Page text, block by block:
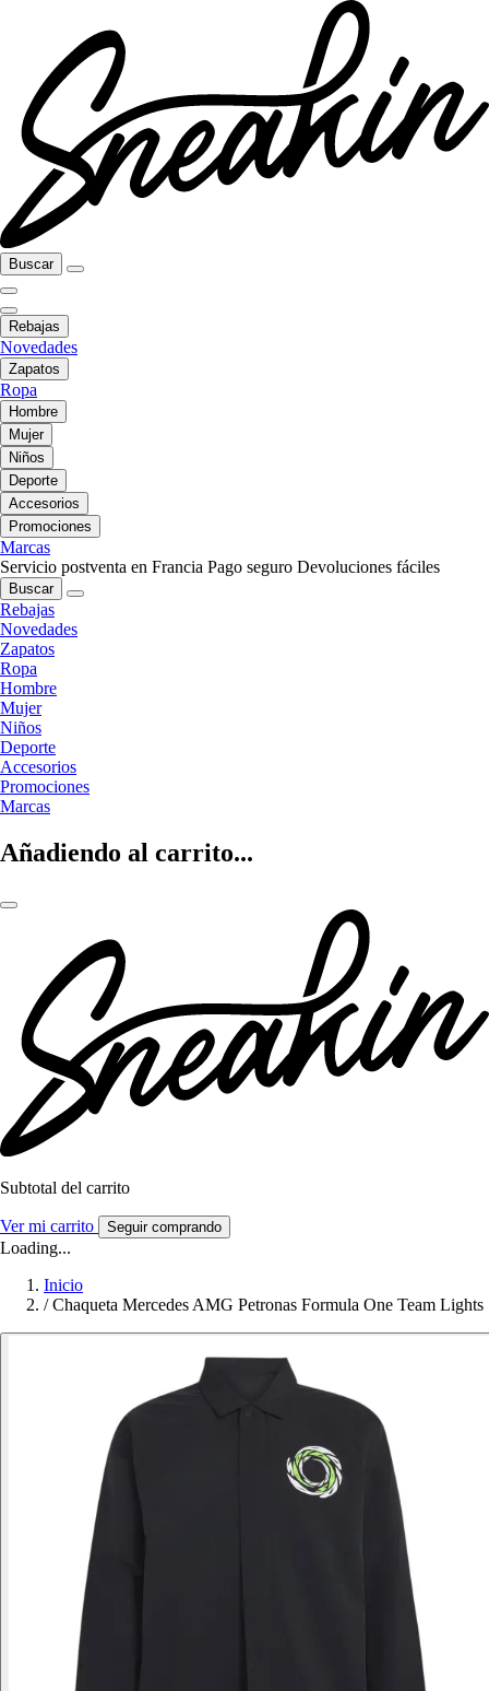
Buscar
Rebajas
Novedades
Zapatos
Ropa
Hombre
Mujer
Niños
Deporte
Accesorios
Promociones
Marcas
Servicio postventa en Francia Pago seguro Devoluciones fáciles
Buscar
Rebajas
Novedades
Zapatos
Ropa
Hombre
Mujer
Niños
Deporte
Accesorios
Promociones
Marcas
Añadiendo al carrito...
Subtotal del carrito
Ver mi carrito Seguir comprando
Loading...
Inicio
/ Chaqueta Mercedes AMG Petronas Formula One Team Lights